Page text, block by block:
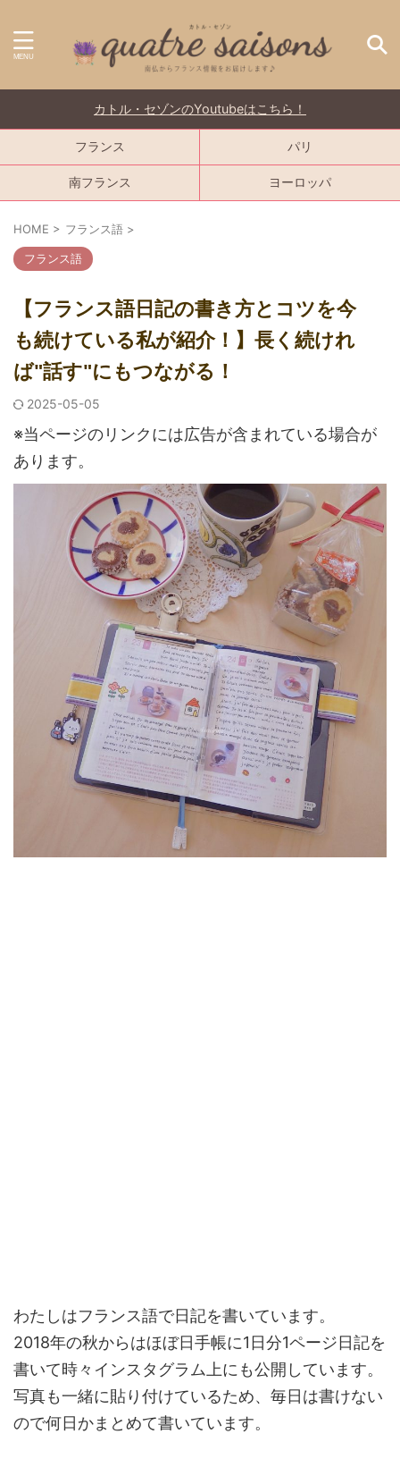
カトル・セゾンのYoutubeはこちら！
フランス パリ
南フランス ヨーロッパ
HOME > フランス語 >
フランス語
【フランス語日記の書き方とコツを今
も続けている私が紹介！】長く続けれ
ば"話す"にもつながる！
2025-05-05
※当ページのリンクには広告が含まれている場合が
あります。
わたしはフランス語で日記を書いています。
2018年の秋からはほぼ日手帳に1日分1ページ日記を
書いて時々インスタグラム上にも公開しています。
写真も一緒に貼り付けているため、毎日は書けない
ので何日かまとめて書いています。